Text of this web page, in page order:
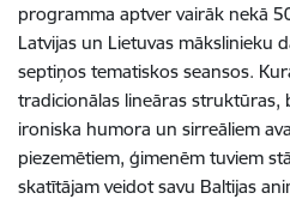
programma aptver vairāk nekā
Latvijas un Lietuvas mākslinieku
septiņos tematiskos seansos.
tradicionālas lineāras struktūras,
ironiska humora un sirreāliem
piezemētiem, ģimenēm tuviem
skatītājam veidot savu Baltijas